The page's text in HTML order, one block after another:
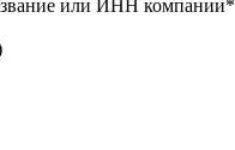
или ИНН компании*